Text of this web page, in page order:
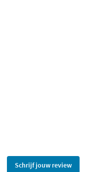
Schrijf jouw review